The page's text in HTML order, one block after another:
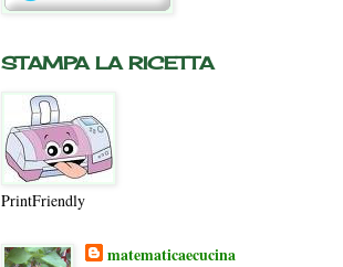
STAMPA LA RICETTA
PrintFriendly
matematicaecucina